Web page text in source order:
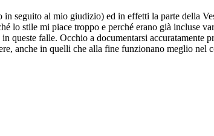
seguito al mio giudizio) ed in effetti la parte della
lo stile mi piace troppo e perché erano già incluse
queste falle. Occhio a documentarsi
anche in quelli che alla fine funzionano meglio nel